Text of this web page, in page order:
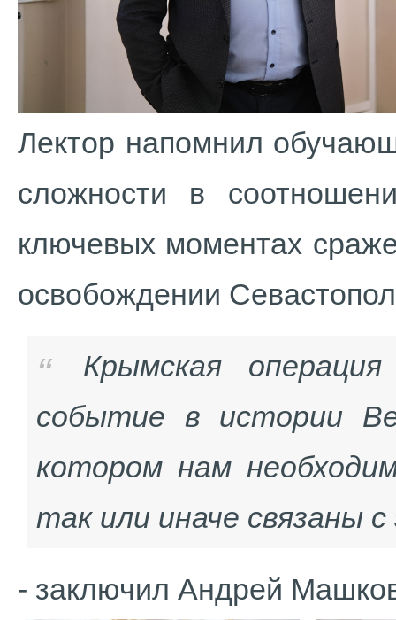
Лектор напомнил
сложности в
ключевых моментах
освобождении
Крымская
событие в истории
котором нам
так или иначе связаны
- заключил Андрей